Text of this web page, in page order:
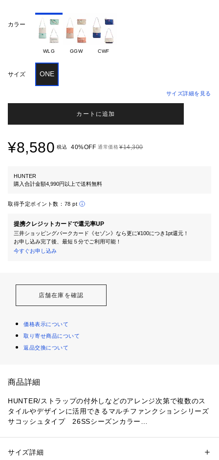
カラー
WLG GGW CWF
サイズ ONE
サイズ詳細を見る
カートに追加
¥8,580 税込 40%OFF 通常価格¥14,300
HUNTER
購入合計金額4,990円以上で送料無料
取得予定ポイント数： 78 pt
提携クレジットカードで還元率UP
三井ショッピングパークカード《セゾン》なら更に¥100につき1pt還元！
お申し込み完了後、最短５分でご利用可能！
今すぐお申し込み
店舗在庫を確認
価格表示について
取り寄せ商品について
返品交換について
商品詳細
HUNTER/ストラップの付外しなどのアレンジ次第で複数のス
タイルやデザインに活用できるマルチファンクションシリーズ
サコッシュタイプ　26SSシーズンカラー
にアレンジしよう！
性別：レディース
サイズ詳細